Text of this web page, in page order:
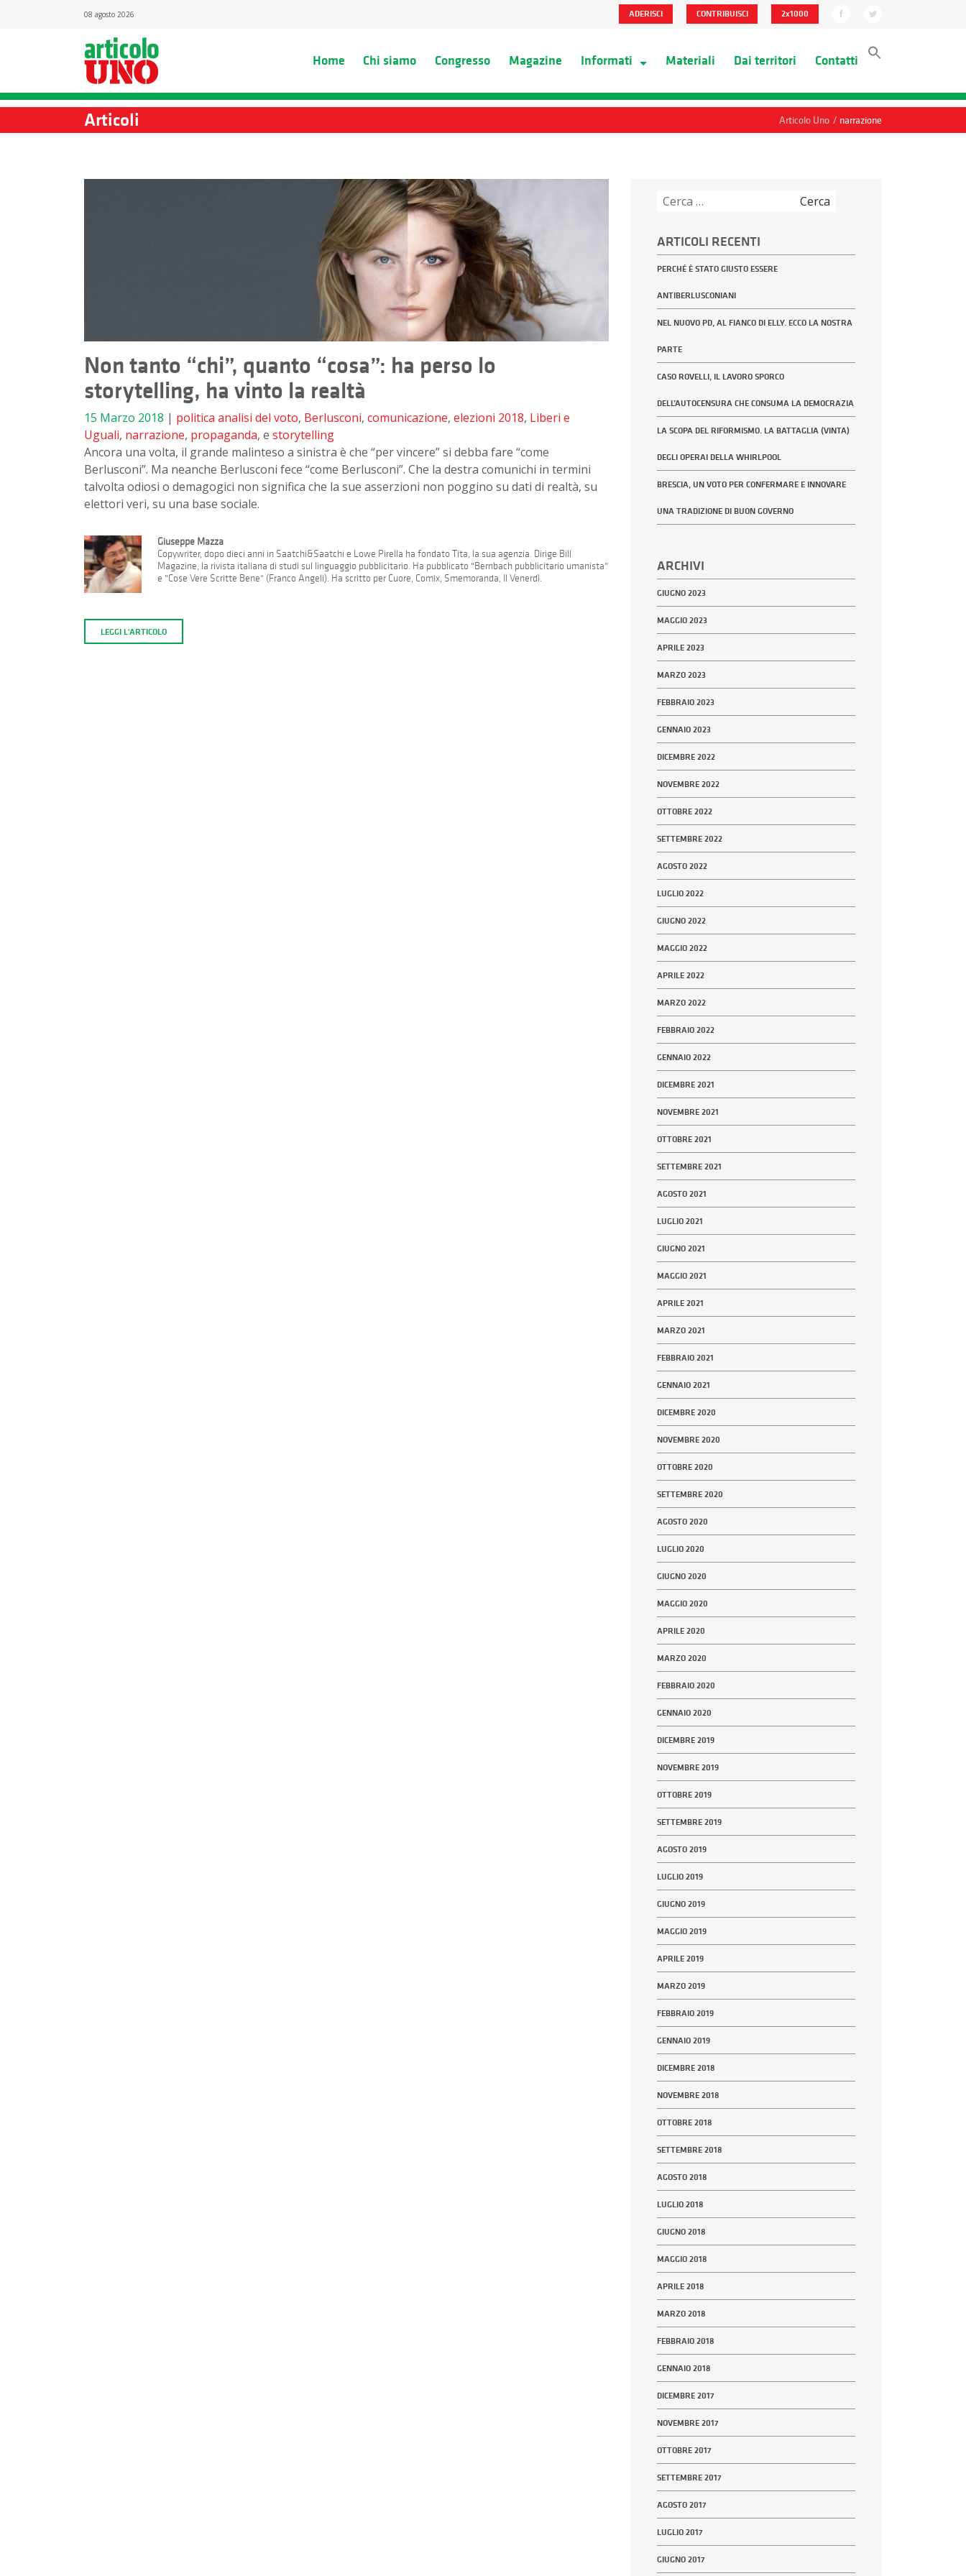
08 agosto 2026 ADERISCI CONTRIBUISCI 2x1000
Home Chi siamo Congresso Magazine Informati Materiali Dai territori Contatti
Articoli Articolo Uno / narrazione
Non tanto “chi”, quanto “cosa”: ha perso lo
storytelling, ha vinto la realtà
15 Marzo 2018 | politica analisi del voto, Berlusconi, comunicazione, elezioni 2018, Liberi e
Uguali, narrazione, propaganda, e storytelling
Ancora una volta, il grande malinteso a sinistra è che “per vincere” si debba fare “come
Berlusconi”. Ma neanche Berlusconi fece “come Berlusconi”. Che la destra comunichi in termini
talvolta odiosi o demagogici non significa che la sue asserzioni non poggino su dati di realtà, su
elettori veri, su una base sociale.
Giuseppe Mazza
Copywriter, dopo dieci anni in Saatchi&Saatchi e Lowe Pirella ha fondato Tita, la sua agenzia. Dirige Bill
Magazine, la rivista italiana di studi sul linguaggio pubblicitario. Ha pubblicato "Bernbach pubblicitario umanista"
e "Cose Vere Scritte Bene" (Franco Angeli). Ha scritto per Cuore, Comix, Smemoranda, Il Venerdì.
LEGGI L'ARTICOLO
ARTICOLI RECENTI
PERCHÉ È STATO GIUSTO ESSERE
ANTIBERLUSCONIANI
NEL NUOVO PD, AL FIANCO DI ELLY. ECCO LA NOSTRA
PARTE
CASO ROVELLI, IL LAVORO SPORCO
DELL’AUTOCENSURA CHE CONSUMA LA DEMOCRAZIA
LA SCOPA DEL RIFORMISMO. LA BATTAGLIA (VINTA)
DEGLI OPERAI DELLA WHIRLPOOL
BRESCIA, UN VOTO PER CONFERMARE E INNOVARE
UNA TRADIZIONE DI BUON GOVERNO
ARCHIVI
GIUGNO 2023
MAGGIO 2023
APRILE 2023
MARZO 2023
FEBBRAIO 2023
GENNAIO 2023
DICEMBRE 2022
NOVEMBRE 2022
OTTOBRE 2022
SETTEMBRE 2022
AGOSTO 2022
LUGLIO 2022
GIUGNO 2022
MAGGIO 2022
APRILE 2022
MARZO 2022
FEBBRAIO 2022
GENNAIO 2022
DICEMBRE 2021
NOVEMBRE 2021
OTTOBRE 2021
SETTEMBRE 2021
AGOSTO 2021
LUGLIO 2021
GIUGNO 2021
MAGGIO 2021
APRILE 2021
MARZO 2021
FEBBRAIO 2021
GENNAIO 2021
DICEMBRE 2020
NOVEMBRE 2020
OTTOBRE 2020
SETTEMBRE 2020
AGOSTO 2020
LUGLIO 2020
GIUGNO 2020
MAGGIO 2020
APRILE 2020
MARZO 2020
FEBBRAIO 2020
GENNAIO 2020
DICEMBRE 2019
NOVEMBRE 2019
OTTOBRE 2019
SETTEMBRE 2019
AGOSTO 2019
LUGLIO 2019
GIUGNO 2019
MAGGIO 2019
APRILE 2019
MARZO 2019
FEBBRAIO 2019
GENNAIO 2019
DICEMBRE 2018
NOVEMBRE 2018
OTTOBRE 2018
SETTEMBRE 2018
AGOSTO 2018
LUGLIO 2018
GIUGNO 2018
MAGGIO 2018
APRILE 2018
MARZO 2018
FEBBRAIO 2018
GENNAIO 2018
DICEMBRE 2017
NOVEMBRE 2017
OTTOBRE 2017
SETTEMBRE 2017
AGOSTO 2017
LUGLIO 2017
GIUGNO 2017